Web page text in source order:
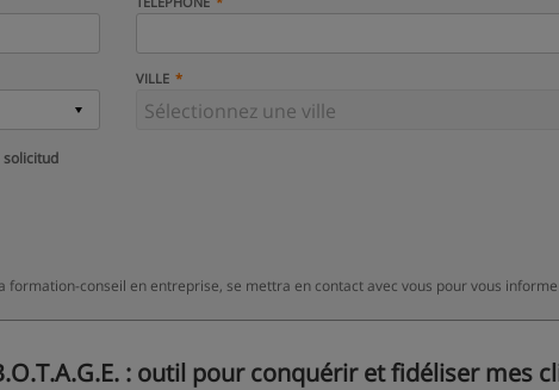
VILLE
solicitud
formation-conseil en entreprise, se mettra en contact avec vous pour vous
: outil pour conquérir et fidéliser mes